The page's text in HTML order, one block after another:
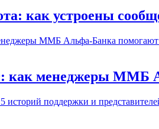
как устроены
как менеджеры ММБ